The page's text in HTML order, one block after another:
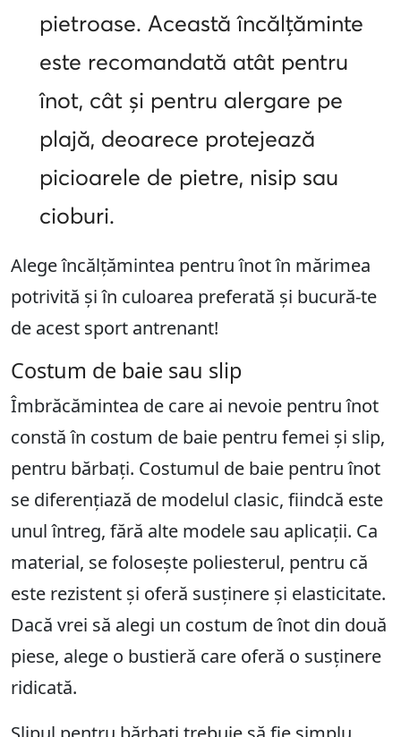
pietroase. Această încălțăminte
este recomandată atât pentru
înot, cât și pentru alergare pe
plajă, deoarece protejează
picioarele de pietre, nisip sau
cioburi.
Alege încălțămintea pentru înot în mărimea
potrivită și în culoarea preferată și bucură-te
de acest sport antrenant!
Costum de baie sau slip
Îmbrăcămintea de care ai nevoie pentru înot
constă în costum de baie pentru femei și slip,
pentru bărbați. Costumul de baie pentru înot
se diferențiază de modelul clasic, fiindcă este
unul întreg, fără alte modele sau aplicații. Ca
material, se folosește poliesterul, pentru că
este rezistent și oferă susținere și elasticitate.
Dacă vrei să alegi un costum de înot din două
piese, alege o bustieră care oferă o susținere
ridicată.